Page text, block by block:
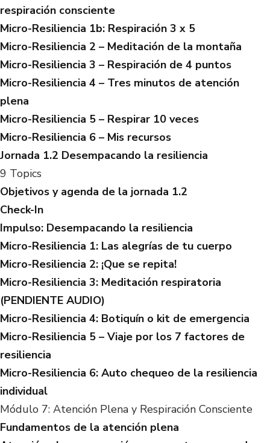
respiración consciente
Micro-Resiliencia 1b: Respiración 3 x 5
Micro-Resiliencia 2 – Meditación de la montaña
Micro-Resiliencia 3 – Respiración de 4 puntos
Micro-Resiliencia 4 – Tres minutos de atención
plena
Micro-Resiliencia 5 – Respirar 10 veces
Micro-Resiliencia 6 – Mis recursos
Jornada 1.2 Desempacando la resiliencia
9 Topics
Objetivos y agenda de la jornada 1.2
Check-In
Impulso: Desempacando la resiliencia
Micro-Resiliencia 1: Las alegrías de tu cuerpo
Micro-Resiliencia 2: ¡Que se repita!
Micro-Resiliencia 3: Meditación respiratoria
(PENDIENTE AUDIO)
Micro-Resiliencia 4: Botiquín o kit de emergencia
Micro-Resiliencia 5 – Viaje por los 7 factores de
resiliencia
Micro-Resiliencia 6: Auto chequeo de la resiliencia
individual
Módulo 7: Atención Plena y Respiración Consciente
Fundamentos de la atención plena